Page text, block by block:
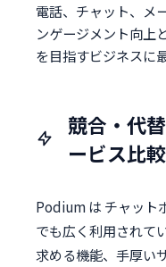
電話、チャット、メ
ンゲージメント向上
を目指すビジネスに
競合・代
ービス比較
Podium は チャット
でも広く利用されて
求める機能、手厚い